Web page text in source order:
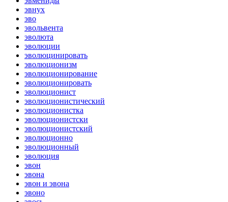
эвнух
эво
эвольвента
эволюта
эволюции
эволюцинировать
эволюционизм
эволюционирование
эволюционировать
эволюционист
эволюционистический
эволюционистка
эволюционистски
эволюционистский
эволюционно
эволюционный
эволюция
эвон
эвона
эвон и эвона
эвоно